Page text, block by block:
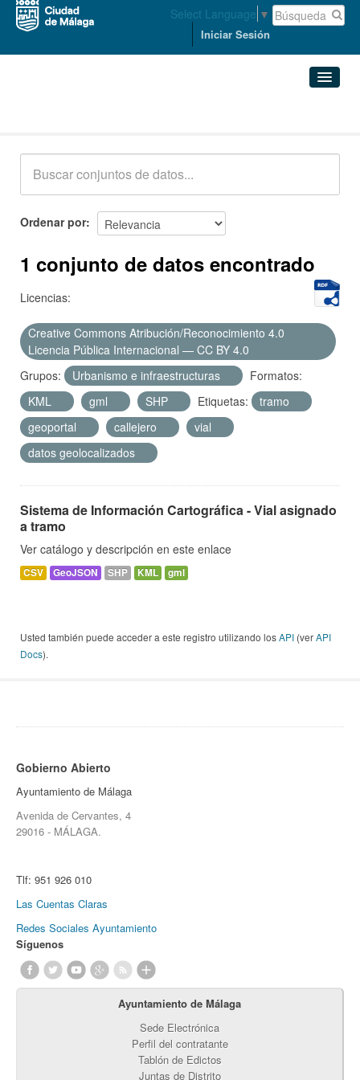
Select Language ▼
Iniciar Sesión
Acerca de
Ordenar por
1 conjunto de datos encontrado
Licencias:
Creative Commons Atribución/Reconocimiento 4.0
Licencia Pública Internacional — CC BY 4.0
Grupos:
Urbanismo e infraestructuras
Formatos:
KML
gml SHP Etiquetas:
tramo
geoportal
callejero
vial
datos geolocalizados
Sistema de Información Cartográfica - Vial asignado
a tramo
Ver catálogo y descripción en este enlace
CSV GeoJSON SHP KML gml
Usted también puede acceder a este registro utilizando losAPI (verAPI
Docs).
Gobierno Abierto
Ayuntamiento de Málaga
Avenida de Cervantes, 4
29016 - MÁLAGA.
Tlf: 951 926 010
Las Cuentas Claras
Redes Sociales Ayuntamiento
Síguenos
Ayuntamiento de Málaga
Sede Electrónica
Perfil del contratante
Tablón de Edictos
Juntas de Distrito